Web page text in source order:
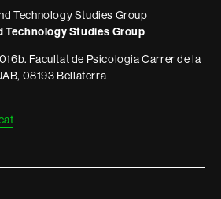
Technology Studies Group
Facultat de Psicologia Carrer de la
08193 Bellaterra